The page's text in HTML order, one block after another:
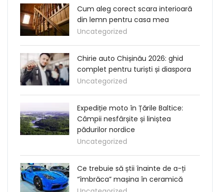
Cum aleg corect scara interioară
din lemn pentru casa mea
Uncategorized
Chirie auto Chișinău 2026: ghid
complet pentru turiști și diaspora
Uncategorized
Expediție moto în Țările Baltice:
Câmpii nesfârșite și liniștea
pădurilor nordice
Uncategorized
Ce trebuie să știi înainte de a-ți
“îmbrăca” mașina în ceramică